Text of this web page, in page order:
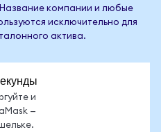
компании и любые
исключительно для
актива.
и
—